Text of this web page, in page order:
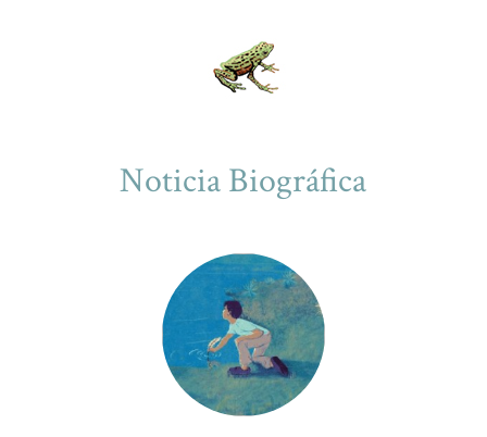
Noticia Biográfica